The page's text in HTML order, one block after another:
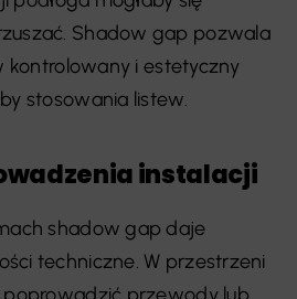
Shadow gap pozwala
kontrolowany i estetyczny
stosowania listew.
instalacji
shadow gap daje
techniczne. W przestrzeni